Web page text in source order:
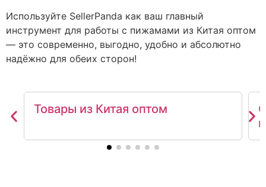
Используйте SellerPanda как ваш главный
инструмент для работы с пижамами из Китая оптом
— это современно, выгодно, удобно и абсолютно
надёжно для обеих сторон!
Товары из Китая оптом